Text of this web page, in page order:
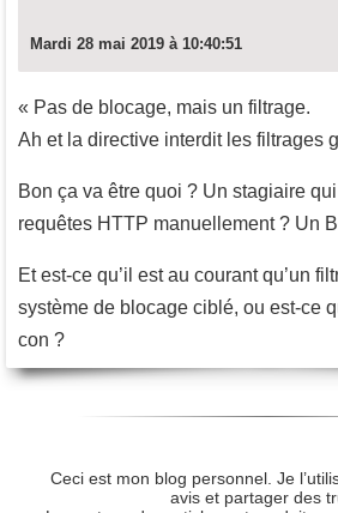
Mardi 28 mai 2019 à 10:40:51
« Pas de blocage, mais un filtrage.
Ah et la directive interdit les filtrages
Bon ça va être quoi ? Un stagiaire
requêtes HTTP manuellement ? Un
Et est-ce qu’il est au courant qu’un
système de blocage ciblé, ou est-ce
con ?
Ceci est mon blog personnel. Je
avis et partager des